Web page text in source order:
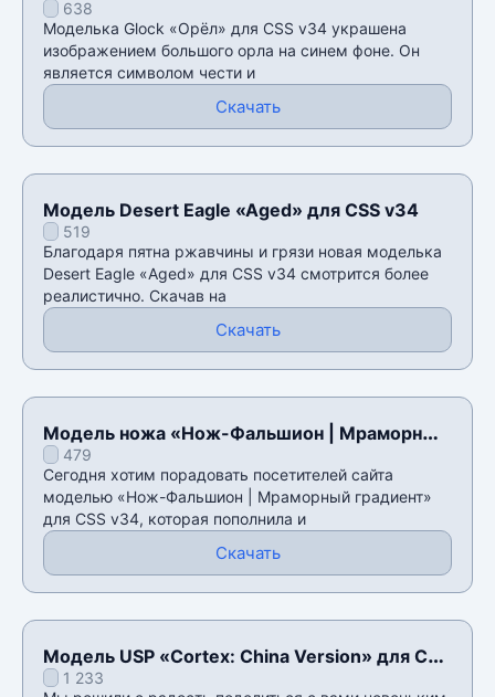
638
Моделька Glock «Орёл» для CSS v34 украшена
изображением большого орла на синем фоне. Он
является символом чести и
Скачать
Модель Desert Eagle «Aged» для CSS v34
519
Благодаря пятна ржавчины и грязи новая моделька
Desert Eagle «Aged» для CSS v34 смотрится более
реалистично. Скачав на
Скачать
Модель ножа «Нож-Фальшион | Мраморный
градиент» для CSS v34
479
Сегодня хотим порадовать посетителей сайта
моделью «Нож-Фальшион | Мраморный градиент»
для CSS v34, которая пополнила и
Скачать
Модель USP «Cortex: China Version» для CSS
v341 233